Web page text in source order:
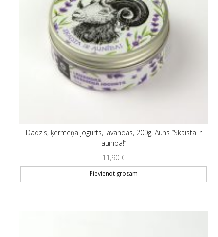
Dadzis, ķermeņa jogurts, lavandas, 200g, Auns “Skaista ir
aunība!”
11,90 €
Pievienot grozam